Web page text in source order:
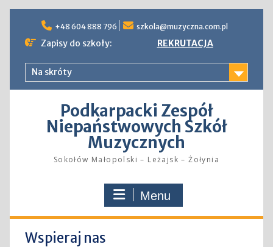
content
+48 604 888 796 szkola@muzyczna.com.pl
Zapisy do szkoły: REKRUTACJA
Na skróty
Podkarpacki Zespół
Niepaństwowych Szkół
Muzycznych
Sokołów Małopolski – Leżajsk – Żołynia
Menu
Wspieraj nas